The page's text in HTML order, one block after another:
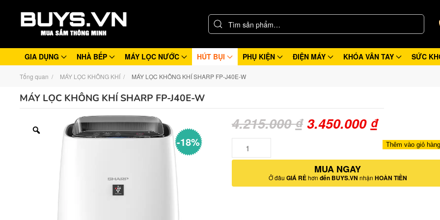
GIA DỤNG NHÀ BẾP MÁY LỌC NƯỚC HÚT BỤI PHỤ KIỆN ĐIỆN MÁY KHÓA VÂN TAY SỨC
Tổng quan MÁY LỌC KHÔNG KHÍ MÁY LỌC KHÔNG KHÍ SHARP FP-J40E-W
MÁY LỌC KHÔNG KHÍ SHARP FP-J40E-W
-18%
4.215.000₫ Giá
là:
4.215.000 ₫.
3.450.000 ₫Giá
hiện
tại
là:
lượng
Thêm vào giỏ hàng
MUA NGAY
Ở đâu GIÁ RẺhơn đến BUYS.VN nhận HOÀN TIỀN